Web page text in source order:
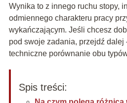
Wynika to z innego ruchu stopy,
odmiennego charakteru pracy
wykańczającym. Jeśli chcesz
pod swoje zadania, przejdź dalej
techniczne porównanie obu
Spis treści: